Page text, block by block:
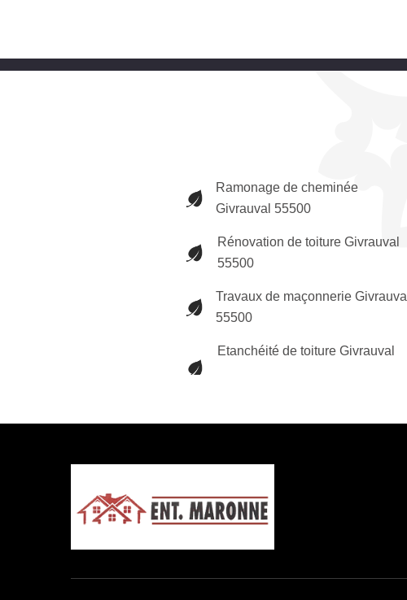
Ramonage de cheminée
Givrauval 55500
Rénovation de toiture Givrauval
55500
Travaux de maçonnerie Givrauval
55500
Etanchéité de toiture Givrauval